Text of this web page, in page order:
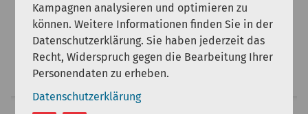
Personnes:
Rechercher
Kampagnen analysieren und optimieren zu
können. Weitere Informationen finden Sie in der
Datenschutzerklärung. Sie haben jederzeit das
Recht, Widerspruch gegen die Bearbeitung Ihrer
Personendaten zu erheben.
Datenschutzerklärung